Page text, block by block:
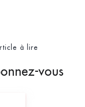
à lire
vous